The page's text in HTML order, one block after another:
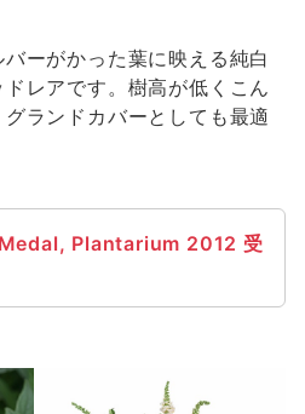
ーがかった葉に映える純白
レアです。樹高が低くこん
ランドカバーとしても最適
Plantarium 2012 受